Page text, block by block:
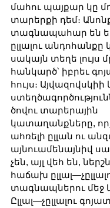
մահու պայքար կը
տարերքի դեմ։
տագնապահար են եւ
ըլլալու անդոհանքը
սակայն տեղե լույս
հանկարծ՝ իբրեւ
հույս։
ծովու տարերային
կատաղանքները,
ահռելի ըլլան ու
այնուամենայնիվ
չեն, այլ վեհ են,
հաճախ
տագնապներու մեջ
Ըլլալ—չըլլալու